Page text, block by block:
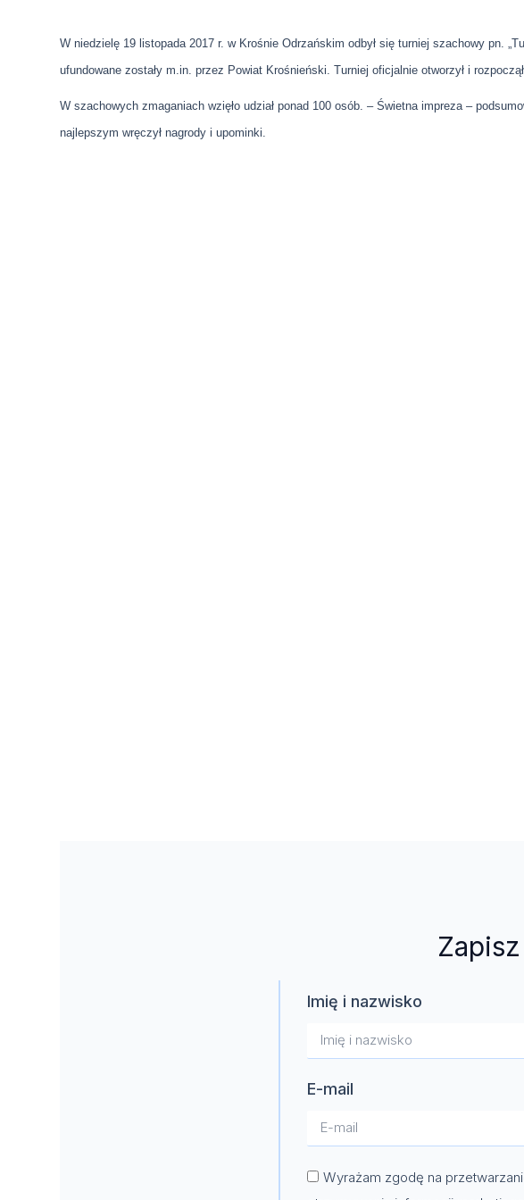
W niedzielę 19 listopada 2017 r. w Krośnie Odrzańskim odbył się turniej szachowy pn.
ufundowane zostały m.in. przez Powiat Krośnieński. Turniej oficjalnie otworzył i
W szachowych zmaganiach wzięło udział ponad 100 osób. – Świetna impreza –
najlepszym wręczył nagrody i upominki.
Imię i nazwisko
E-mail
Wyrażam zgodę na